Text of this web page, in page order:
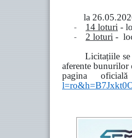
la
- 14 loturi -
- 2 loturi -
Licitațiile se
aferente bunurilor
pagina